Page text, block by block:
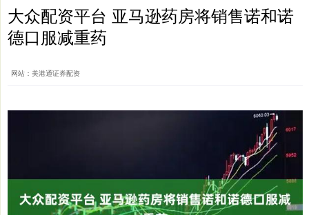
大众配资平台 亚马逊药房将销售诺和诺
德口服减重药
网站：美港通证券配资